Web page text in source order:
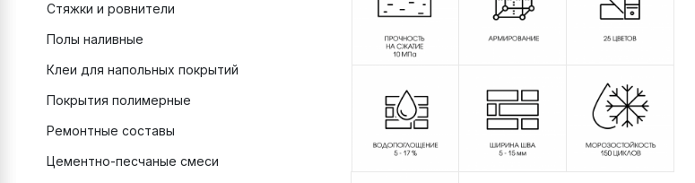
Стяжки и ровнители
Полы наливные
Клеи для напольных покрытий
Покрытия полимерные
Ремонтные составы
Цементно-песчаные смеси